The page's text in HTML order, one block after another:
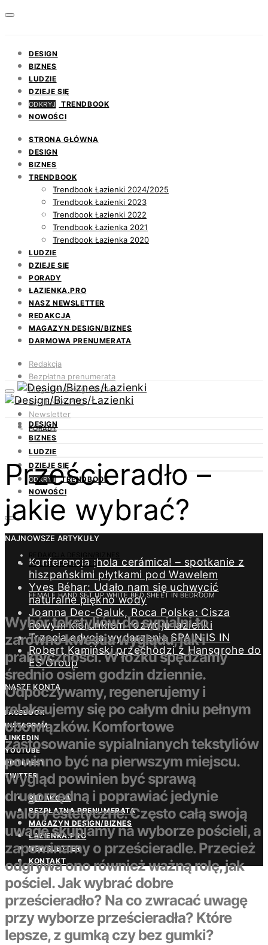
DESIGN
BIZNES
LUDZIE
DZIEJE SIĘ
ODKRYJ
TRENDBOOK
NOWOŚCI
STRONA GŁÓWNA
DESIGN
BIZNES
TRENDBOOK
Trendbook Łazienki 2024/2025
Trendbook Łazienki 2023
Trendbook Łazienki 2022
Trendbook Łazienka 2021
Trendbook Łazienka 2020
LUDZIE
DZIEJE SIĘ
PORADY
ŁAZIENKA.PRO
NASZ NEWSLETTER
REDAKCJA
MAGAZYN DESIGN/BIZNES
DARMOWA PRENUMERATA
Redakcja
Bezpłatna prenumerata
Magazyn Design/Biznes
ŁAZIENKA.PRO
Newsletter
Kontakt
DESIGN
BIZNES
LUDZIE
DZIEJE SIĘ
ODKRYJ TRENDBOOK
NOWOŚCI
NAJNOWSZE ARTYKUŁY
Konferencja ¡hola cerámica! – spotkanie z
hiszpańskimi płytkami pod Wawelem
Yves Béhar: Udało nam się uchwycić
naturalne piękno wody
Joanna Dec-Galuk, Roca Polska: Cisza
nowym kierunkiem rozwoju łazienki
Trzecia edycja wydarzenia SPAIN IS IN
Robert Kamiński przechodzi z Hansgrohe do
ES Group
NASZE KONTA
FACEBOOK
INSTAGRAM
LINKEDIN
YOUTUBE
PINTEREST
TWITTER
REDAKCJA
BEZPŁATNA PRENUMERATA
MAGAZYN DESIGN/BIZNES
ŁAZIENKA.PRO
NEWSLETTER
KONTAKT
PORADY
Prześcieradło –
jakie wybrać?
29 LISTOPADA 2022
FEMALE HAND SET UP WHITE BED SHEET IN BEDROOM
Wybór tekstyliów do sypialni to
zarówno kwestia wyglądu, jak i
praktyczności. W łóżku spędzamy
średnio osiem godzin dziennie.
Odpoczywamy, regenerujemy i
relaksujemy się po całym dniu pełnym
obowiązków. Komfortowe
zastosowanie sypialnianych tekstyliów
powinno być na pierwszym miejscu.
Wygląd powinien być sprawą
drugorzędną i poprawiać jedynie
walory estetyczne. Często całą swoją
uwagę skupiamy na wyborze pościeli, a
zapominamy o prześcieradle. Przecież
odgrywa ono również ważną rolę, jak
pościel. Jak wybrać dobre
prześcieradło? Na co zwracać uwagę
przy wyborze prześcieradła? Które
lepsze, z gumką czy bez gumki?